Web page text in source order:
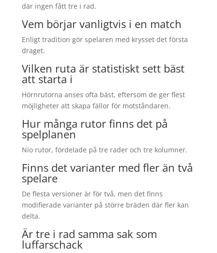
där ingen fått tre i rad.
Vem börjar vanligtvis i en match
Enligt tradition gör spelaren med krysset det första
draget.
Vilken ruta är statistiskt sett bäst
att starta i
Hörnrutorna anses ofta bäst, eftersom de ger flest
möjligheter att skapa fällor för motståndaren.
Hur många rutor finns det på
spelplanen
Nio rutor, fördelade på tre rader och tre kolumner.
Finns det varianter med fler än två
spelare
De flesta versioner är för två, men det finns
modifierade varianter på större bräden där fler kan
delta.
Är tre i rad samma sak som
luffarschack